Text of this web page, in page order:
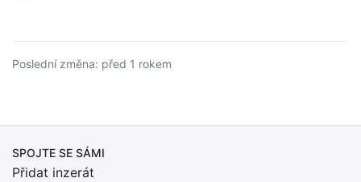
Poslední změna: před 1 rokem
SPOJTE SE SÁMI
Přidat inzerát